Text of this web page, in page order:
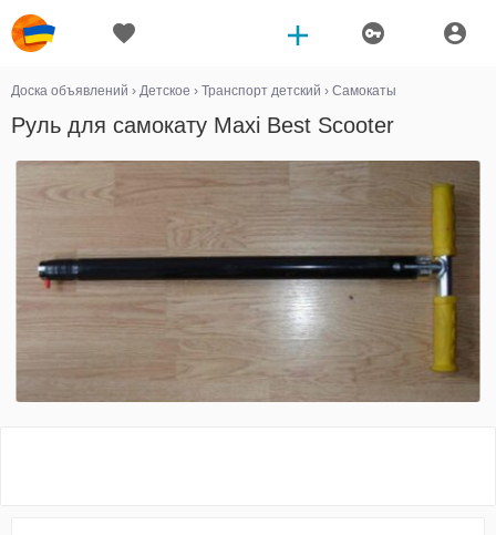
Доска объявлений › Детское › Транспорт детский › Самокаты
Руль для самокату Maxi Best Scooter